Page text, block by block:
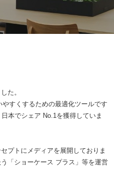
た。
すくするための最適化ツールです
本でシェア No.1を獲得していま
プトにメディアを展開しておりま
「ショーケース プラス」等を運営